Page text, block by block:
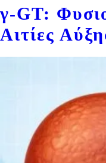
γ-GT:
Αιτίες